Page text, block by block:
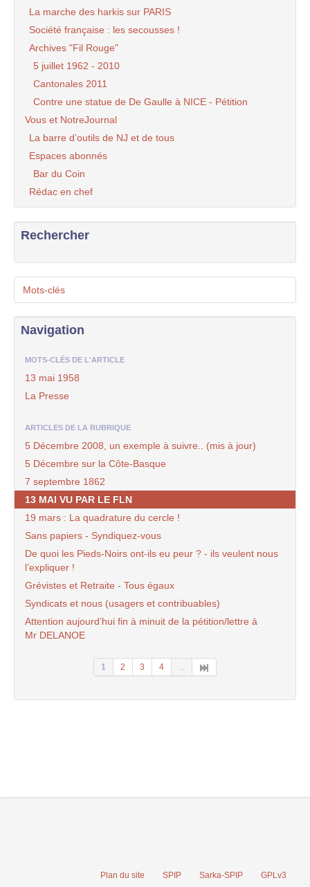
La marche des harkis sur PARIS
Société française : les secousses !
Archives "Fil Rouge"
5 juillet 1962 - 2010
Cantonales 2011
Contre une statue de De Gaulle à NICE - Pétition
Vous et NotreJournal
La barre d’outils de NJ et de tous
Espaces abonnés
Bar du Coin
Rédac en chef
Rechercher
Mots-clés
Navigation
MOTS-CLÉS DE L'ARTICLE
13 mai 1958
La Presse
ARTICLES DE LA RUBRIQUE
5 Décembre 2008, un exemple à suivre.. (mis à jour)
5 Décembre sur la Côte-Basque
7 septembre 1862
13 MAI VU PAR LE FLN
19 mars : La quadrature du cercle !
Sans papiers - Syndiquez-vous
De quoi les Pieds-Noirs ont-ils eu peur ? - ils veulent nous
l’expliquer !
Grévistes et Retraite - Tous égaux
Syndicats et nous (usagers et contribuables)
Attention aujourd’hui fin à minuit de la pétition/lettre à
Mr DELANOE
1 2 3 4 ...
Plan du site SPIP Sarka-SPIP GPLv3